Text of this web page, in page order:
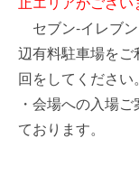
セブン‐イレブ
辺有料駐車場を
回をしてください。
・会場への入場
ております。